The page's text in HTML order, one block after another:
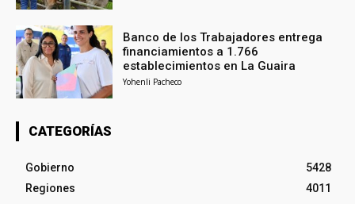
Banco de los Trabajadores entrega
financiamientos a 1.766
establecimientos en La Guaira
Yohenli Pacheco
CATEGORÍAS
Gobierno
5428
Regiones
4011